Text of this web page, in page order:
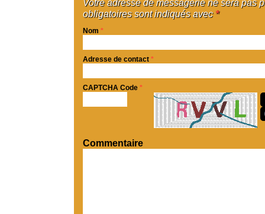
Votre adresse de messagerie ne sera pas
obligatoires sont indiqués avec *
Nom *
Adresse de contact *
CAPTCHA Code *
Commentaire